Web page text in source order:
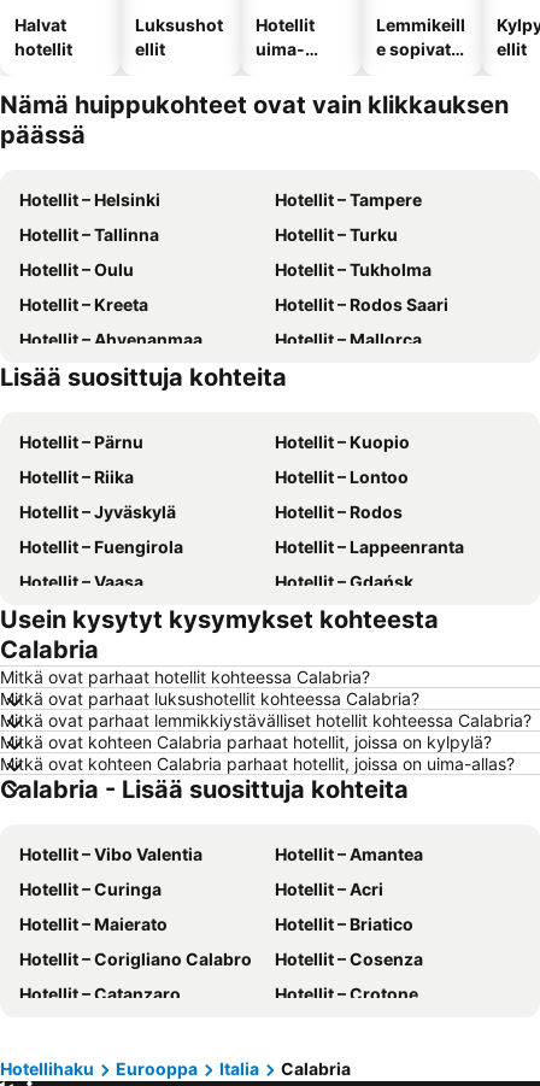
Halvat
hotellit
Luksushot
ellit
Hotellit
uima-
Lemmikeill
e sopivat
ellit
Nämä huippukohteet ovat vain klikkauksen
päässä
Hotellit – Helsinki
Hotellit – Tampere
Hotellit – Tallinna
Hotellit – Turku
Hotellit – Oulu
Hotellit – Tukholma
Hotellit – Kreeta
Hotellit – Rodos Saari
Hotellit – Ahvenanmaa
Hotellit – Mallorca
Hotellit – Gran Canaria
Hotellit – Phuket
Lisää suosittuja kohteita
Hotellit – Pärnu
Hotellit – Kuopio
Hotellit – Riika
Hotellit – Lontoo
Hotellit – Jyväskylä
Hotellit – Rodos
Hotellit – Fuengirola
Hotellit – Lappeenranta
Hotellit – Vaasa
Hotellit – Gdańsk
Hotellit – Rovaniemi
Hotellit – Alanya
Hotellit – Savonlinna
Hotellit – Vantaa
Hotellit – Pariisi
Hotellit – Rooma
Hotellit – Berliini
Hotellit – Kalajoki
Hotellit – Suomi
Hotellit – Malta
Hotellit – Teneriffa
Hotellit – Gardajärvi
Hotellit – Koh Samui
Hotellit – Koh Lanta
Hotellit – Kypros
Hotellit – Lofoten
Hotellit – Santorini Saari
Hotellit – Espanja
Hotellit – Durrës
Hotellit – Malta
Hotellit – Madeira
Hotellit – Sisilia
Hotellit – Uusimaa
Usein kysytyt kysymykset kohteesta
Calabria
Mitkä ovat parhaat hotellit kohteessa Calabria?
Mitkä ovat parhaat luksushotellit kohteessa Calabria?
Mitkä ovat parhaat lemmikkiystävälliset hotellit kohteessa Calabria?
Mitkä ovat kohteen Calabria parhaat hotellit, joissa on kylpylä?
Mitkä ovat kohteen Calabria parhaat hotellit, joissa on uima-allas?
Calabria - Lisää suosittuja kohteita
Hotellit – Vibo Valentia
Hotellit – Amantea
Hotellit – Curinga
Hotellit – Acri
Hotellit – Maierato
Hotellit – Briatico
Hotellit – Corigliano Calabro
Hotellit – Cosenza
Hotellit – Catanzaro
Hotellit – Crotone
Hotellit – Roccella Ionica
Hotellit – Praia a Mare
Hotellihaku Eurooppa Italia Calabria